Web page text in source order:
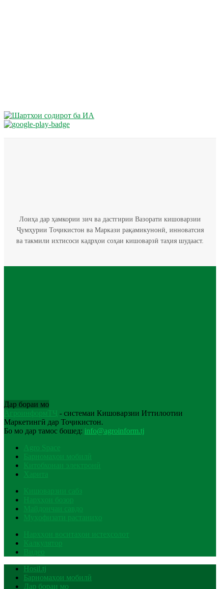
Лоиҳа дар ҳамкории зич ва дастгирии Вазорати кишоварзии
Ҷумҳурии Тоҷикистон ва Маркази рақамикунонӣ, инноватсия
ва такмили ихтисоси кадрҳои соҳаи кишоварзӣ таҳия шудааст.
Дар бораи мо
АгроинформТҶ - системаи Кишоварзии Иттилоотии
Маркетингӣ дар Тоҷикистон.
Бо мо дар тамос бошед: info@agroinform.tj
Agro Space
Барномаҳои мобилӣ
Китобхонаи электронӣ
Харита
Кишоварзии сабз
Нархҳои бозор
Майдончаи савдо
Муҳофизати растаниҳо
Нархҳои воситаҳои истеҳсолот
Калкулятор
Видео
Hosil.tj
Барномаҳои мобилӣ
Дар бораи мо